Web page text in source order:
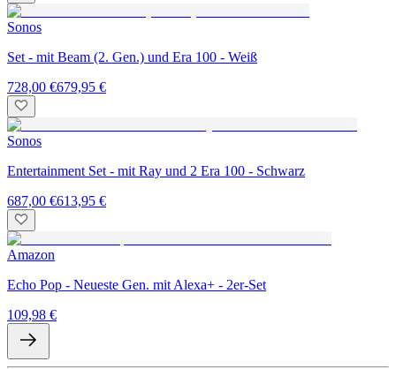
Sonos
Set - mit Beam (2. Gen.) und Era 100 - Weiß
728,00 €679,95 €
Sonos
Entertainment Set - mit Ray und 2 Era 100 - Schwarz
687,00 €613,95 €
Amazon
Echo Pop - Neueste Gen. mit Alexa+ - 2er-Set
109,98 €